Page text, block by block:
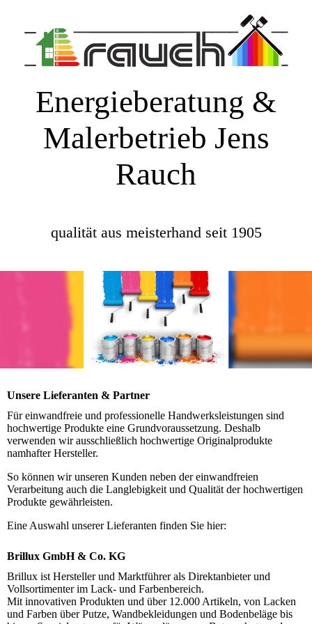
Energieberatung &
Malerbetrieb Jens
Rauch
qualität aus meisterhand seit 1905
Unsere Lieferanten & Partner
Für einwandfreie und professionelle Handwerksleistungen sind
hochwertige Produkte eine Grundvoraussetzung. Deshalb
verwenden wir ausschließlich hochwertige Originalprodukte
namhafter Hersteller.
So können wir unseren Kunden neben der einwandfreien
Verarbeitung auch die Langlebigkeit und Qualität der hochwertigen
Produkte gewährleisten.
Eine Auswahl unserer Lieferanten finden Sie hier:
Brillux GmbH & Co. KG
Brillux ist Hersteller und Marktführer als Direktanbieter und
Vollsortimenter im Lack- und Farbenbereich.
Mit innovativen Produkten und über 12.000 Artikeln, von Lacken
und Farben über Putze, Wandbekleidungen und Bodenbeläge bis